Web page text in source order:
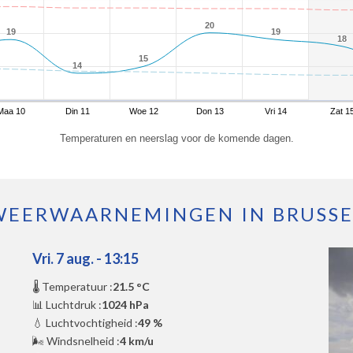
19
19
14
14
15
15
20
20
19
19
18
18
10 Din 11 Woe 12 Don 13 Vri 14 Zat
Temperaturen en neerslag voor de komende dagen.
IN
Vri. 7 aug. - 13:15
🌡️ Temperatuur :21.5 °C
📊 Luchtdruk :1024 hPa
💧 Luchtvochtigheid :49 %
🌬️ Windsnelheid :4 km/u